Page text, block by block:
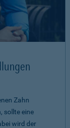
Zahn
sollte eine
wird der